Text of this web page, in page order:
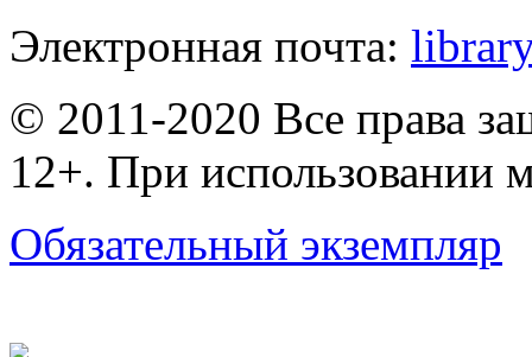
Электронная почта:
© 2011-2020 Все права
12+. При использовании
Обязательный экземпляр